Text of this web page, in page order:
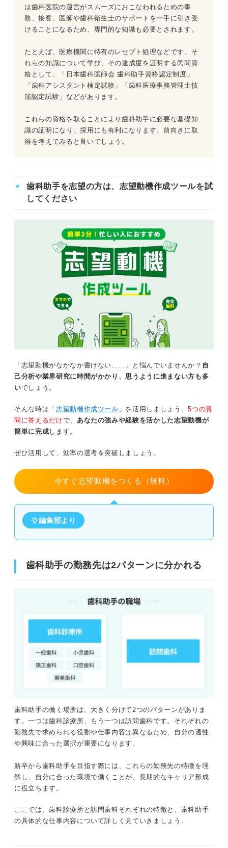
は歯科医院の運営がスムーズにおこなわれるための事
務、接客、医師や歯科衛生士のサポートを一手に引き受
けることになるため、専門的な知識も必要とされます。
たとえば、医療機関に特有のレセプト処理などです。そ
れらの知識について学び、その達成度を証明する民間資
格として、「日本歯科医師会 歯科助手資格認定制度」
「歯科アシスタント検定試験」「歯科医療事務管理士技
能認定試験」などがあります。
これらの資格を取ることにより歯科助手に必要な基礎知
識の証明になり、採用にも有利になります。前向きに取
得を考えてみると良いでしょう。
歯科助手を志望の方は、志望動機作成ツールを試
してください
「志望動機がなかなか書けない……」と悩んでいませんか？ 自
己分析や業界研究に時間がかかり、思うように進まない方も多
いでしょう。
そんな時は「 志望動機作成ツール 」を活用しましょう。5つの質
問に答えるだけで、 あなたの強みや経験を活かした志望動機が
簡単に完成します。
ぜひ活用して、効率の選考を突破しましょう。
今すぐ志望動機をつくる（無料）
編集部より
歯科助手の勤務先は2パターンに分かれる
歯科助手の働く場所は、大きく分けて2つのパターンがありま
す。一つは歯科診療所、もう一つは訪問歯科です。それぞれの
勤務先で求められる役割や仕事内容は異なるため、自分の適性
や興味に合った選択が重要になります。
新卒から歯科助手を目指す際には、これらの勤務先の特徴を理
解し、自分に合った環境で働くことが、長期的なキャリア形成
に役立ちます。
ここでは、歯科診療所と訪問歯科それぞれの特徴と、歯科助手
の具体的な仕事内容について詳しく見ていきましょう。